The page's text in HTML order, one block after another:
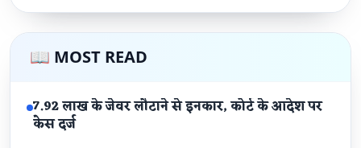
📖 MOST READ
7.92 लाख के जेवर लौटाने से इनकार, कोर्ट के आदेश पर
केस दर्ज